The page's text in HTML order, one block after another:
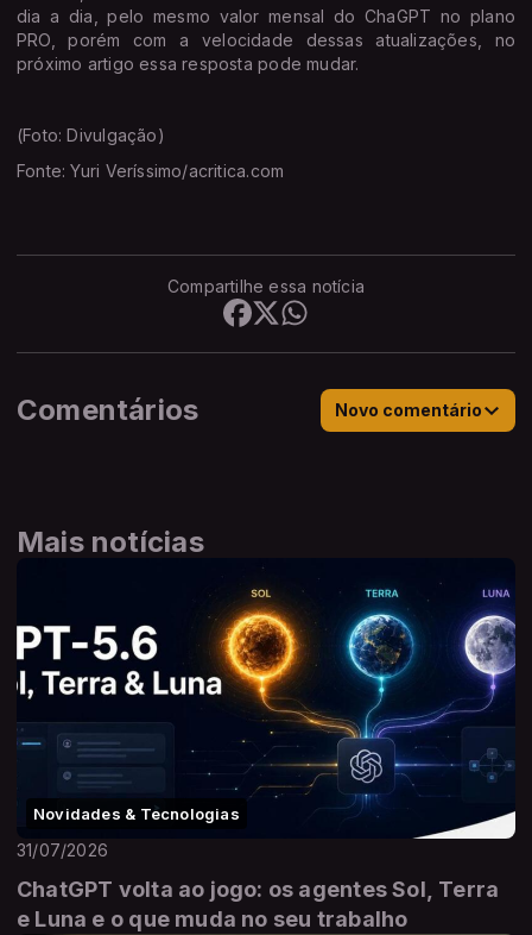
dia a dia, pelo mesmo valor mensal do ChaGPT no plano
PRO, porém com a velocidade dessas atualizações, no
próximo artigo essa resposta pode mudar.
(Foto: Divulgação)
Fonte: Yuri Veríssimo/acritica.com
Compartilhe essa notícia
Comentários Novo comentário
Mais notícias
Novidades & Tecnologias
31/07/2026
ChatGPT volta ao jogo: os agentes Sol, Terra
e Luna e o que muda no seu trabalho